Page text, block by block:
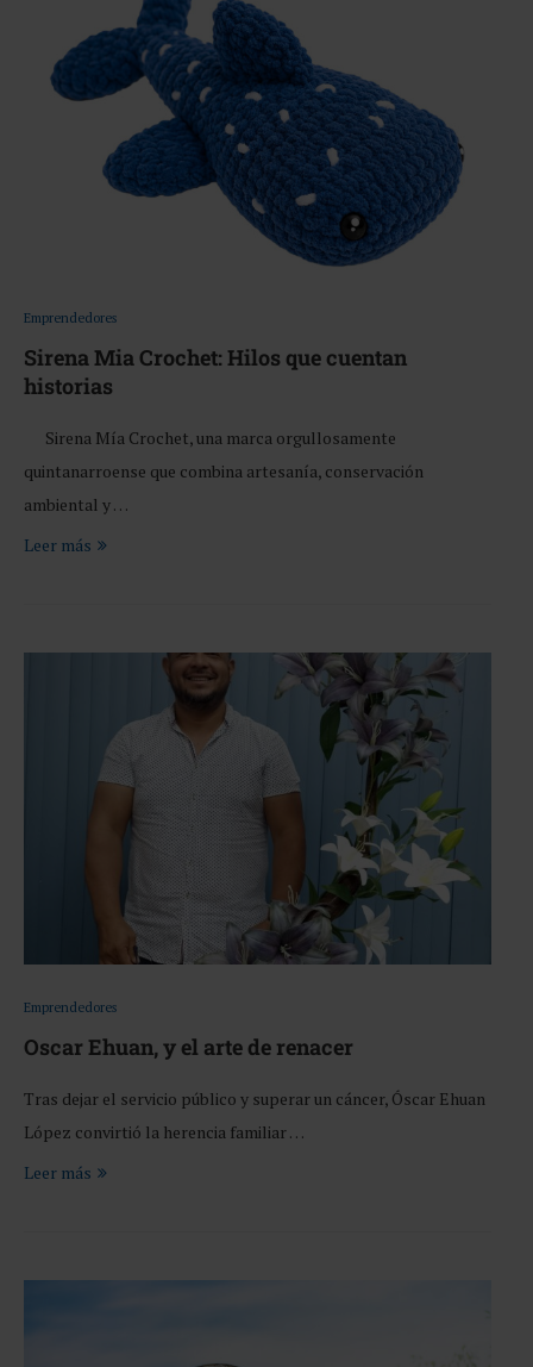
Emprendedores
Sirena Mia Crochet: Hilos que cuentan
historias
Sirena Mía Crochet, una marca orgullosamente
quintanarroense que combina artesanía, conservación
ambiental y …
Leer más
Emprendedores
Oscar Ehuan, y el arte de renacer
Tras dejar el servicio público y superar un cáncer, Óscar Ehuan
López convirtió la herencia familiar …
Leer más